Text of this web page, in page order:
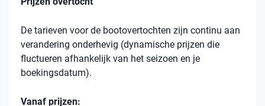
De tarieven voor de bootovertochten zijn continu aan
verandering onderhevig (dynamische prijzen die
fluctueren afhankelijk van het seizoen en je
boekingsdatum).
Vanaf prijzen: